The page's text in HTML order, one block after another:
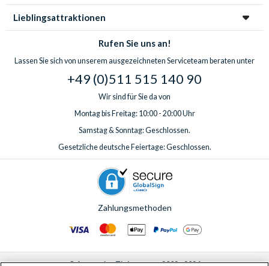
Lieblingsattraktionen
Rufen Sie uns an!
Lassen Sie sich von unserem ausgezeichneten Serviceteam beraten unter
+49 (0)511 515 140 90
Wir sind für Sie da von
Montag bis Freitag: 10:00 - 20:00 Uhr
Samstag & Sonntag: Geschlossen.
Gesetzliche deutsche Feiertage: Geschlossen.
Zahlungsmethoden